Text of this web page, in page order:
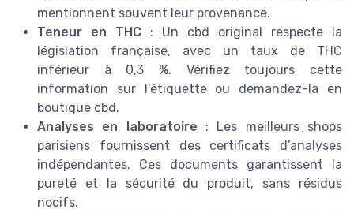
mentionnent souvent leur provenance.
Teneur en THC : Un cbd original respecte la
législation française, avec un taux de THC
inférieur à 0,3 %. Vérifiez toujours cette
information sur l’étiquette ou demandez-la en
boutique cbd.
Analyses en laboratoire : Les meilleurs shops
parisiens fournissent des certificats d’analyses
indépendantes. Ces documents garantissent la
pureté et la sécurité du produit, sans résidus
nocifs.